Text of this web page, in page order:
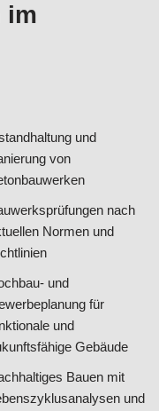
im
und
von
nach
Normen und
und
für
und
Gebäude
Bauen mit
und